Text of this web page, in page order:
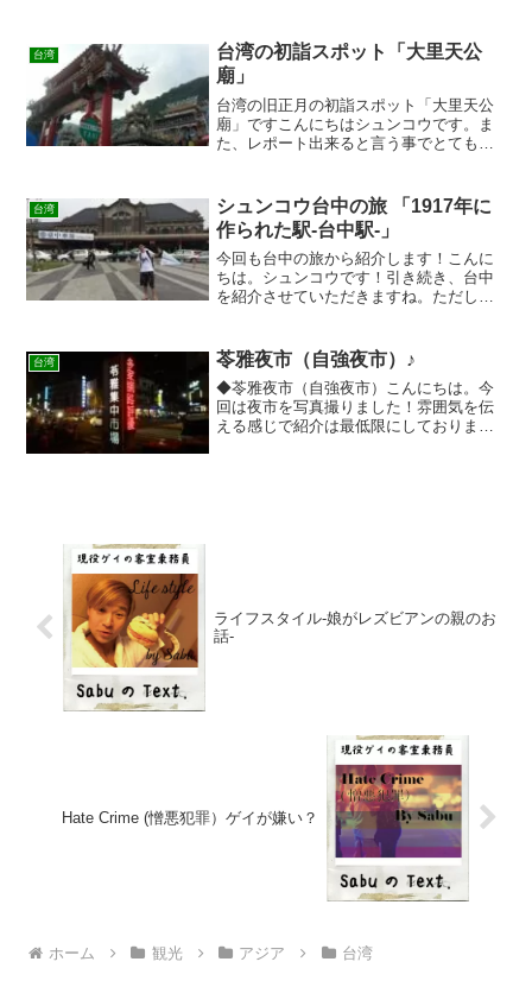
ね！！二両式のバス、台中BRTを紹介★
最近、台中に新たな交...
台湾
台湾の初詣スポット「大里天公
廟」
台湾の旧正月の初詣スポット「大里天公
廟」ですこんにちはシュンコウです。ま
た、レポート出来ると言う事でとても楽
します。「大里天公廟」は宜蘭というと
ころにあります。台北駅か...
台湾
シュンコウ台中の旅 「1917年に
作られた駅-台中駅-」
今回も台中の旅から紹介します！こんに
ちは。シュンコウです！引き続き、台中
を紹介させていただきますね。ただし。
の写真を撮ってきました★台中駅につい
て☆台中駅はどうですか？...
台湾 苓雅夜市（自強夜市）♪
◆苓雅夜市（自強夜市）こんにちは。今
回は夜市を写真撮りました！雰囲気を伝
える感じで紹介は最低限にしております♪
ライフスタイル-娘がレズビアンの親のお
話-
Hate Crime (憎悪犯罪）ゲイが嫌い？
ホーム 観光 アジア 台湾